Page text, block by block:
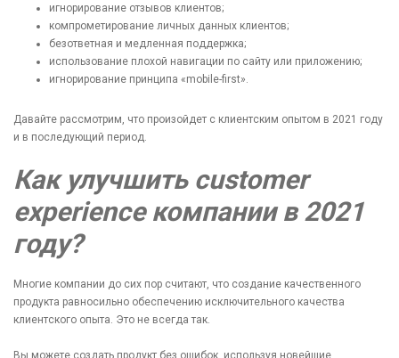
игнорирование отзывов клиентов;
компрометирование личных данных клиентов;
безответная и медленная поддержка;
использование плохой навигации по сайту или приложению;
игнорирование принципа «mobile-first»
Давайте рассмотрим, что произойдет с клиентским опытом в 2021 году
и в последующий период.
Как улучшить customer
experience компании в 2021
году?
Многие компании до сих пор считают, что создание качественного
продукта равносильно обеспечению исключительного качества
клиентского опыта. Это не всегда так.
Вы можете создать продукт без ошибок, используя новейшие